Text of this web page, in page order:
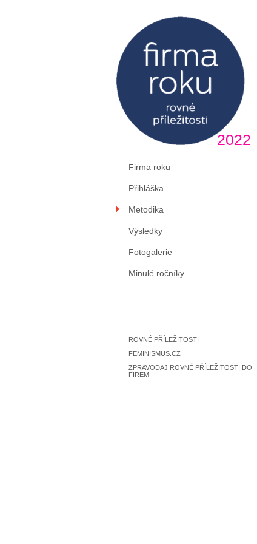
2022
Firma roku
Přihláška
Metodika
Výsledky
Fotogalerie
Minulé ročníky
ROVNÉ PŘÍLEŽITOSTI
FEMINISMUS.CZ
ZPRAVODAJ ROVNÉ PŘÍLEŽITOSTI DO
FIREM